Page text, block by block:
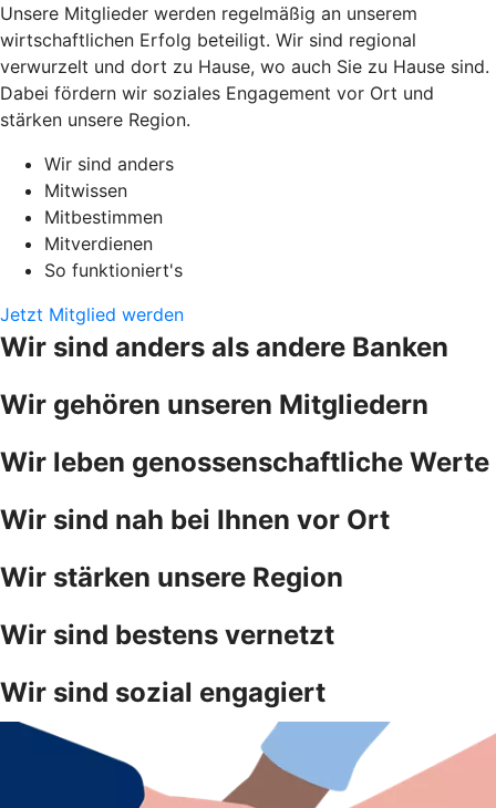
Unsere Mitglieder werden regelmäßig an unserem
wirtschaftlichen Erfolg beteiligt. Wir sind regional
verwurzelt und dort zu Hause, wo auch Sie zu Hause sind.
Dabei fördern wir soziales Engagement vor Ort und
stärken unsere Region.
Wir sind anders
Mitwissen
Mitbestimmen
Mitverdienen
So funktioniert's
Jetzt Mitglied werden
Wir sind anders als andere Banken
Wir gehören unseren Mitgliedern
Wir leben genossenschaftliche Werte
Wir sind nah bei Ihnen vor Ort
Wir stärken unsere Region
Wir sind bestens vernetzt
Wir sind sozial engagiert